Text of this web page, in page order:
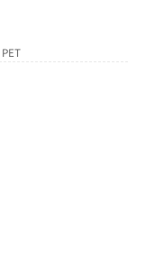
PET